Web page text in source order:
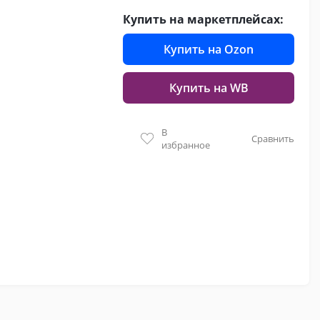
Купить на маркетплейсах:
Купить на Ozon
Купить на WB
В
избранное
Сравнить